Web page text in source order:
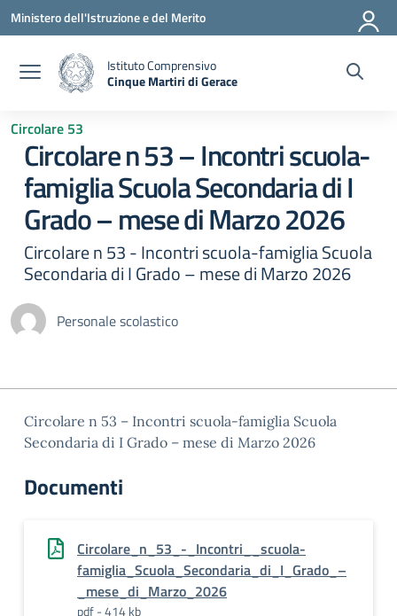
Vai ai contenuti
Vai al menu di navigazione
Vai al footer
Ministero dell'Istruzione e del Merito
Istituto Comprensivo
Cinque Martiri di Gerace
Circolare 53
Circolare n 53 – Incontri scuola-
famiglia Scuola Secondaria di I
Grado – mese di Marzo 2026
Circolare n 53 - Incontri scuola-famiglia Scuola
Secondaria di I Grado – mese di Marzo 2026
Personale scolastico
Circolare n 53 – Incontri scuola-famiglia Scuola
Secondaria di I Grado – mese di Marzo 2026
Documenti
Circolare_n_53_-_Incontri__scuola-
famiglia_Scuola_Secondaria_di_I_Grado_–
_mese_di_Marzo_2026
pdf - 414 kb